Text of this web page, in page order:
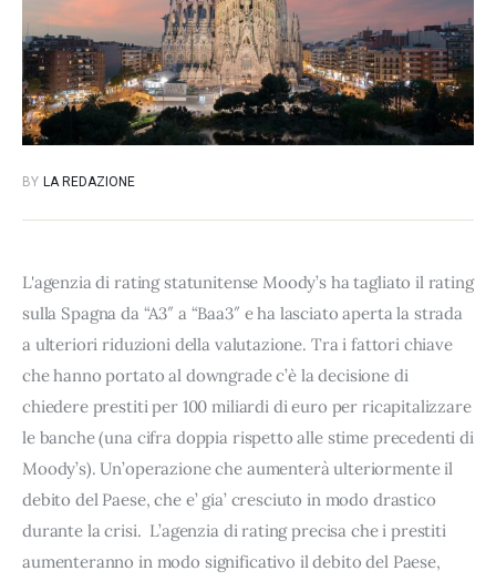
BY LA REDAZIONE
L'agenzia di rating statunitense Moody’s ha tagliato il rating
sulla Spagna da “A3″ a “Baa3″ e ha lasciato aperta la strada
a ulteriori riduzioni della valutazione. Tra i fattori chiave
che hanno portato al downgrade c’è la decisione di
chiedere prestiti per 100 miliardi di euro per ricapitalizzare
le banche (una cifra doppia rispetto alle stime precedenti di
Moody’s). Un’operazione che aumenterà ulteriormente il
debito del Paese, che e’ gia’ cresciuto in modo drastico
durante la crisi. L’agenzia di rating precisa che i prestiti
aumenteranno in modo significativo il debito del Paese,